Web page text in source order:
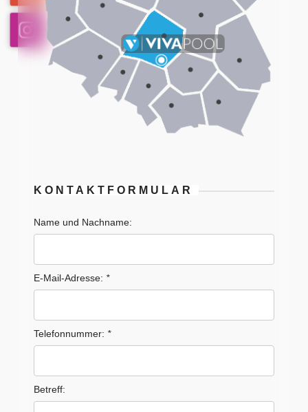
KONTAKTFORMULAR
Name und Nachname:
E-Mail-Adresse: *
Telefonnummer: *
Betreff: